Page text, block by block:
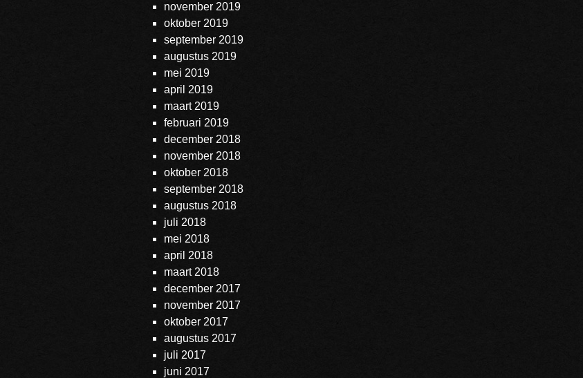
november 2019
oktober 2019
september 2019
augustus 2019
mei 2019
april 2019
maart 2019
februari 2019
december 2018
november 2018
oktober 2018
september 2018
augustus 2018
juli 2018
mei 2018
april 2018
maart 2018
december 2017
november 2017
oktober 2017
augustus 2017
juli 2017
juni 2017